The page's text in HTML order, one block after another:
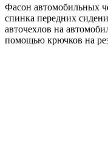
Фасон автомобильных
спинка передних
авточехлов на
помощью крючков на